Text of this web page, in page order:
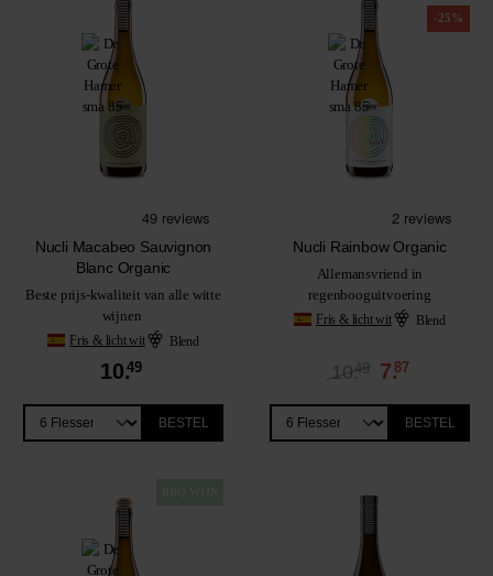
Nucli Macabeo Sauvignon
Blanc Organic
Beste prijs-kwaliteit van alle witte
wijnen
Fris & licht wit Blend
10.49
BESTEL
-25%
Nucli Rainbow Organic
Allemansvriend in
regenbooguitvoering
Fris & licht wit Blend
10.49 7.87
BESTEL